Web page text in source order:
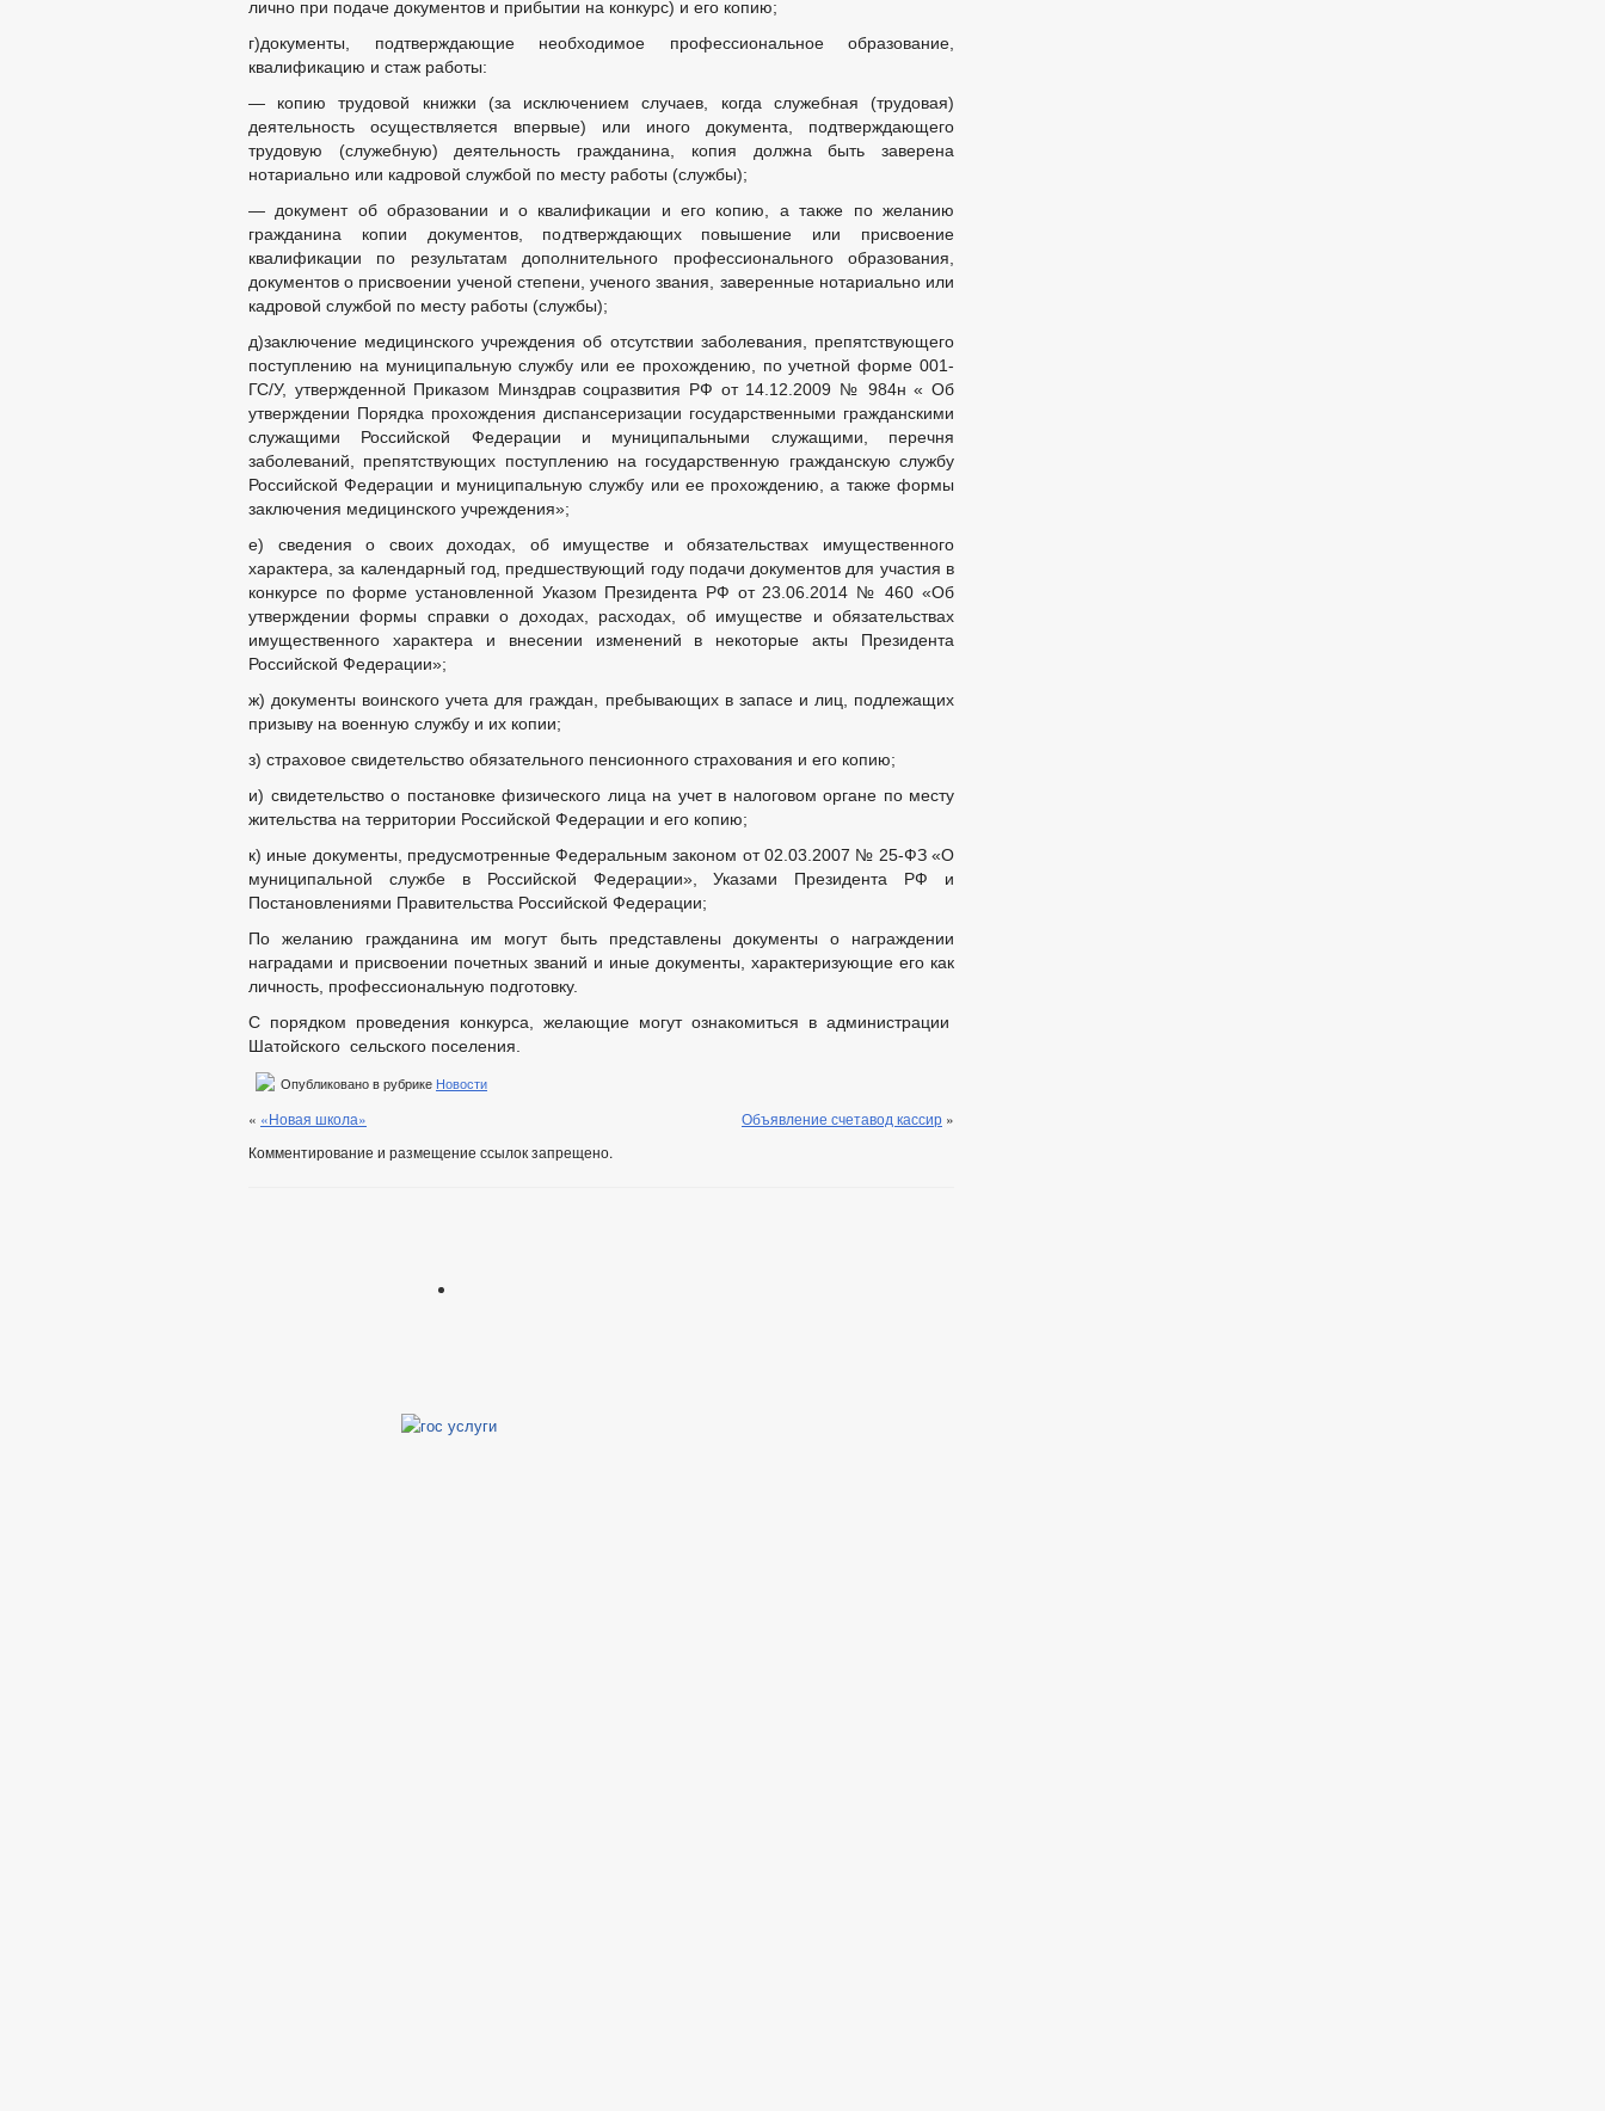
лично при подаче документов и прибытии на конкурс) и его копию;
г)документы, подтверждающие необходимое профессиональное образование,
квалификацию и стаж работы:
— копию трудовой книжки (за исключением случаев, когда служебная (трудовая)
деятельность осуществляется впервые) или иного документа, подтверждающего
трудовую (служебную) деятельность гражданина, копия должна быть заверена
нотариально или кадровой службой по месту работы (службы);
— документ об образовании и о квалификации и его копию, а также по желанию
гражданина копии документов, подтверждающих повышение или присвоение
квалификации по результатам дополнительного профессионального образования,
документов о присвоении ученой степени, ученого звания, заверенные нотариально или
кадровой службой по месту работы (службы);
д)заключение медицинского учреждения об отсутствии заболевания, препятствующего
поступлению на муниципальную службу или ее прохождению, по учетной форме 001-
ГС/У, утвержденной Приказом Минздрав соцразвития РФ от 14.12.2009 № 984н « Об
утверждении Порядка прохождения диспансеризации государственными гражданскими
служащими Российской Федерации и муниципальными служащими, перечня
заболеваний, препятствующих поступлению на государственную гражданскую службу
Российской Федерации и муниципальную службу или ее прохождению, а также формы
заключения медицинского учреждения»;
е) сведения о своих доходах, об имуществе и обязательствах имущественного
характера, за календарный год, предшествующий году подачи документов для участия в
конкурсе по форме установленной Указом Президента РФ от 23.06.2014 № 460 «Об
утверждении формы справки о доходах, расходах, об имуществе и обязательствах
имущественного характера и внесении изменений в некоторые акты Президента
Российской Федерации»;
ж) документы воинского учета для граждан, пребывающих в запасе и лиц, подлежащих
призыву на военную службу и их копии;
з) страховое свидетельство обязательного пенсионного страхования и его копию;
и) свидетельство о постановке физического лица на учет в налоговом органе по месту
жительства на территории Российской Федерации и его копию;
к) иные документы, предусмотренные Федеральным законом от 02.03.2007 № 25-ФЗ «О
муниципальной службе в Российской Федерации», Указами Президента РФ и
Постановлениями Правительства Российской Федерации;
По желанию гражданина им могут быть представлены документы о награждении
наградами и присвоении почетных званий и иные документы, характеризующие его как
личность, профессиональную подготовку.
С порядком проведения конкурса, желающие могут ознакомиться в администрации
Шатойского сельского поселения.
Опубликовано в рубрике Новости
« «Новая школа» Объявление счетавод кассир »
Комментирование и размещение ссылок запрещено.